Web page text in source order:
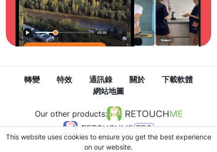
轉變 特效 通訊錄 關於
下載軟體
網站地圖
Our other products:
This website uses cookies to ensure you get the best experience
on our website.